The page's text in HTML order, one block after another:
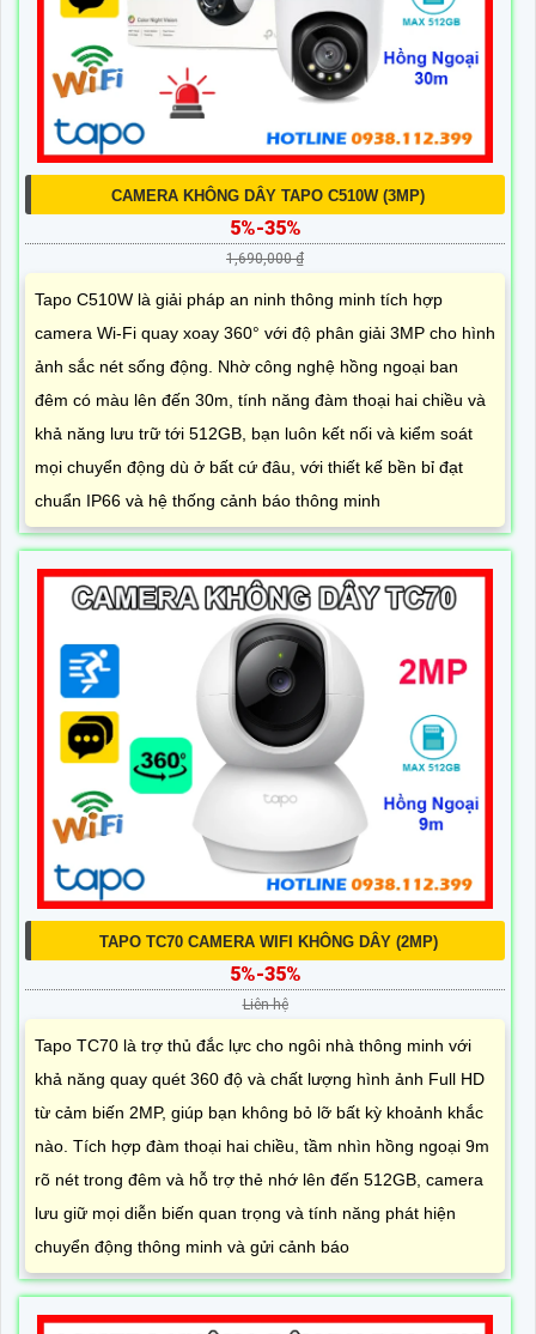
CAMERA KHÔNG DÂY TAPO C510W (3MP)
5%-35%
1,690,000 ₫
Tapo C510W là giải pháp an ninh thông minh tích hợp
camera Wi-Fi quay xoay 360° với độ phân giải 3MP cho hình
ảnh sắc nét sống động. Nhờ công nghệ hồng ngoại ban
đêm có màu lên đến 30m, tính năng đàm thoại hai chiều và
khả năng lưu trữ tới 512GB, bạn luôn kết nối và kiểm soát
mọi chuyển động dù ở bất cứ đâu, với thiết kế bền bỉ đạt
chuẩn IP66 và hệ thống cảnh báo thông minh
TAPO TC70 CAMERA WIFI KHÔNG DÂY (2MP)
5%-35%
Liên hệ
Tapo TC70 là trợ thủ đắc lực cho ngôi nhà thông minh với
khả năng quay quét 360 độ và chất lượng hình ảnh Full HD
từ cảm biến 2MP, giúp bạn không bỏ lỡ bất kỳ khoảnh khắc
nào. Tích hợp đàm thoại hai chiều, tầm nhìn hồng ngoại 9m
rõ nét trong đêm và hỗ trợ thẻ nhớ lên đến 512GB, camera
lưu giữ mọi diễn biến quan trọng và tính năng phát hiện
chuyển động thông minh và gửi cảnh báo